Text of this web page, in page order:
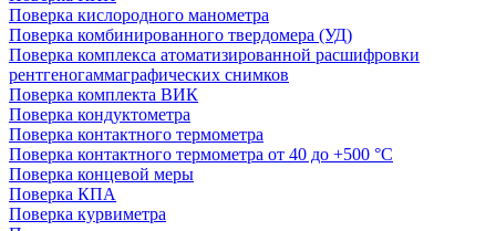
Поверка кислородного манометра
Поверка комбинированного твердомера (УД)
Поверка комплекса атоматизированной расшифровки
рентгеногаммаграфических снимков
Поверка комплекта ВИК
Поверка кондуктометра
Поверка контактного термометра
Поверка контактного термометра от 40 до +500 °С
Поверка концевой меры
Поверка КПА
Поверка курвиметра